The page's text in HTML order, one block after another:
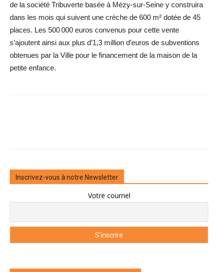
de la société Tribuverte basée à Mézy-sur-Seine y construira
dans les mois qui suivent une crèche de 600 m² dotée de 45
places. Les 500 000 euros convenus pour cette vente
s’ajoutent ainsi aux plus d’1,3 million d’euros de subventions
obtenues par la Ville pour le financement de la maison de la
petite enfance.
Inscrivez-vous à notre Newsletter
Votre courriel